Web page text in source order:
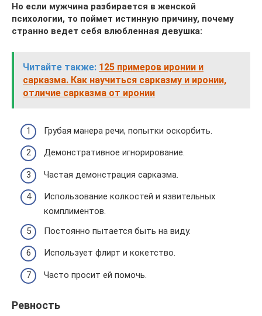
Но если мужчина разбирается в женской
психологии, то поймет истинную причину, почему
странно ведет себя влюбленная девушка:
Читайте также: 125 примеров иронии и
сарказма. Как научиться сарказму и иронии,
отличие сарказма от иронии
Грубая манера речи, попытки оскорбить.
Демонстративное игнорирование.
Частая демонстрация сарказма.
Использование колкостей и язвительных
комплиментов.
Постоянно пытается быть на виду.
Использует флирт и кокетство.
Часто просит ей помочь.
Ревность